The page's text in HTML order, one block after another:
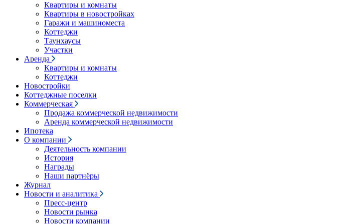
Квартиры и комнаты
Квартиры в новостройках
Гаражи и машиноместа
Коттеджи
Таунхаусы
Участки
Аренда
Квартиры и комнаты
Коттеджи
Новостройки
Коттеджные поселки
Коммерческая
Продажа коммерческой недвижимости
Аренда коммерческой недвижимости
Ипотека
О компании
Деятельность компании
История
Награды
Наши партнёры
Журнал
Новости и аналитика
Пресс-центр
Новости рынка
Новости компании